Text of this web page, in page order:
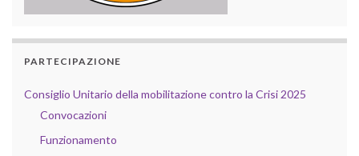
PARTECIPAZIONE
Consiglio Unitario della mobilitazione contro la Crisi 2025
Convocazioni
Funzionamento